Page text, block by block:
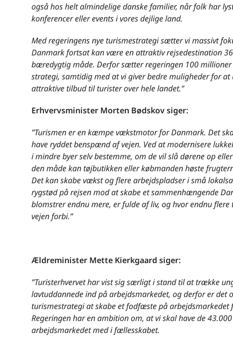
også hos helt almindelige danske familier, når folk har
konferencer eller events i vores dejlige land.
Med regeringens nye turismestrategi sætter vi massivt
Danmark fortsat kan være en attraktiv rejsedestination
bæredygtig måde. Derfor sætter regeringen 100
strategi, samtidig med at vi giver bedre muligheder for at
attraktive tilbud til turister over hele landet.”
Erhvervsminister Morten Bødskov siger:
”Turismen er en kæmpe vækstmotor for Danmark. Det
have ryddet benspænd af vejen. Ved at modernisere
i mindre byer selv bestemme, om de vil slå dørene op
den måde kan tøjbutikken eller købmanden høste
Det kan skabe vækst og flere arbejdspladser i små
rygstød på rejsen mod at skabe et sammenhængende
blomstrer endnu mere, er fulde af liv, og hvor endnu
vejen forbi.”
Ældreminister Mette Kierkgaard siger:
”Turisterhvervet har vist sig særligt i stand til at trække
lavtuddannede ind på arbejdsmarkedet, og derfor er det
turismestrategi at skabe et fodfæste på arbejdsmarkedet
Regeringen har en ambition om, at vi skal have de
arbejdsmarkedet med i fællesskabet.